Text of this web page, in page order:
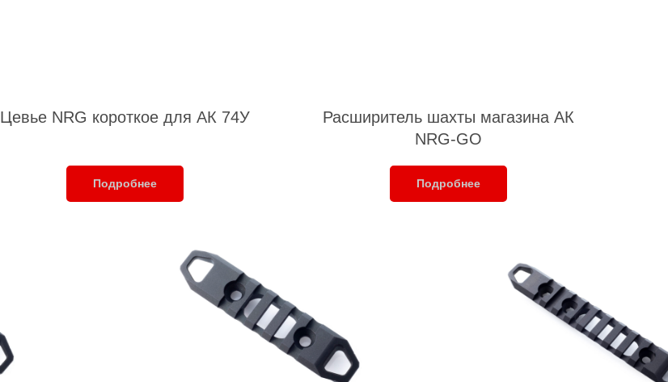
Цевье NRG короткое для АК 74У
Подробнее
Расширитель шахты магазина АК
NRG-GO
Подробнее